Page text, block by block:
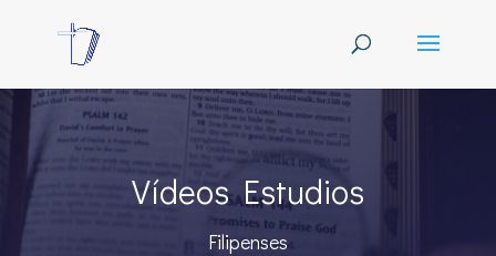
Vídeos Estudios
Filipenses